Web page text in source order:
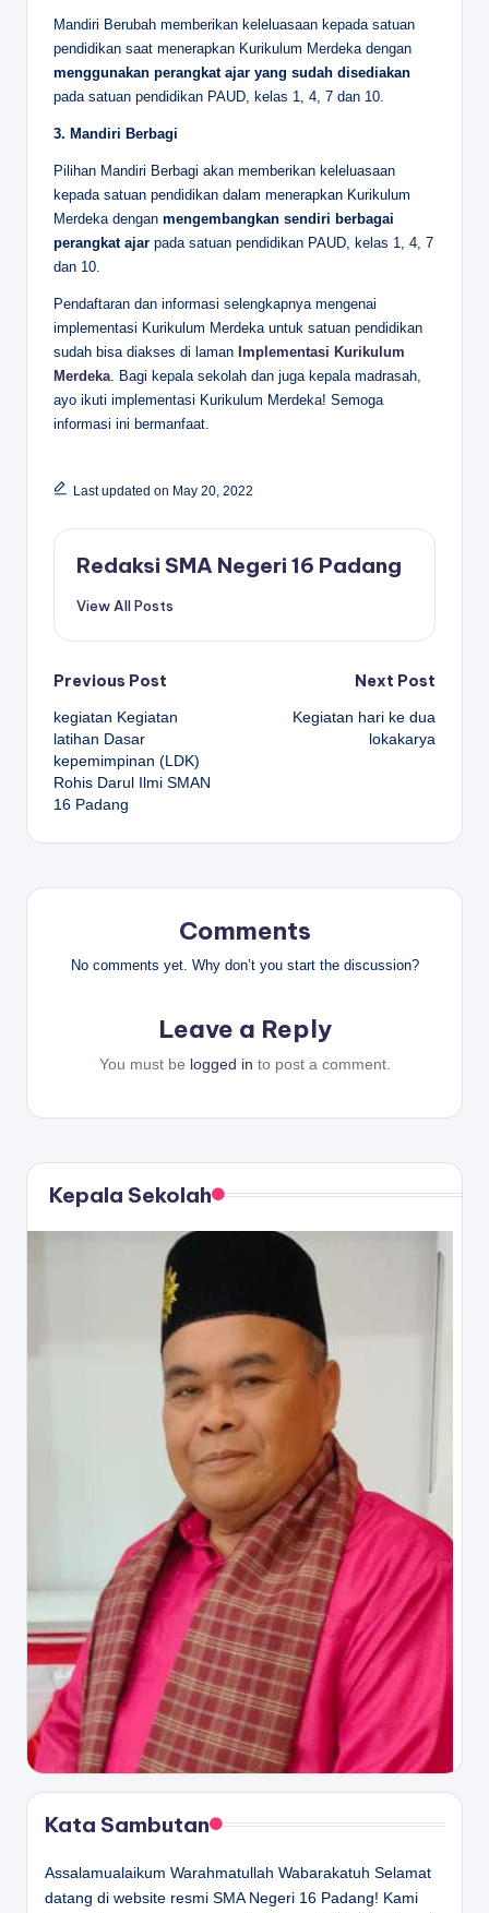
Mandiri Berubah memberikan keleluasaan kepada satuan
pendidikan saat menerapkan Kurikulum Merdeka dengan
menggunakan perangkat ajar yang sudah disediakan
pada satuan pendidikan PAUD, kelas 1, 4, 7 dan 10.
3. Mandiri Berbagi
Pilihan Mandiri Berbagi akan memberikan keleluasaan
kepada satuan pendidikan dalam menerapkan Kurikulum
Merdeka dengan mengembangkan sendiri berbagai
perangkat ajar pada satuan pendidikan PAUD, kelas 1, 4, 7
dan 10.
Pendaftaran dan informasi selengkapnya mengenai
implementasi Kurikulum Merdeka untuk satuan pendidikan
sudah bisa diakses di laman Implementasi Kurikulum
Merdeka . Bagi kepala sekolah dan juga kepala madrasah,
ayo ikuti implementasi Kurikulum Merdeka! Semoga
informasi ini bermanfaat.
Last updated on May 20, 2022
Redaksi SMA Negeri 16 Padang
View All Posts
Post
navigation
Previous Post
kegiatan Kegiatan
latihan Dasar
kepemimpinan (LDK)
Rohis Darul Ilmi SMAN
16 Padang
Next Post
Kegiatan hari ke dua
lokakarya
Comments
No comments yet. Why don’t you start the discussion?
Leave a Reply
You must be logged in to post a comment.
Kepala Sekolah
Kata Sambutan
Assalamualaikum Warahmatullah Wabarakatuh Selamat
datang di website resmi SMA Negeri 16 Padang! Kami